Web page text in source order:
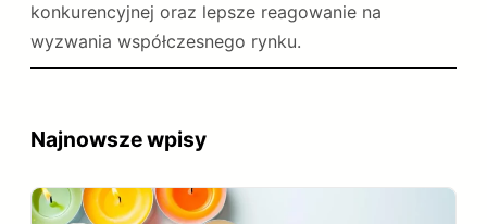
konkurencyjnej oraz lepsze reagowanie na
wyzwania współczesnego rynku.
Najnowsze wpisy